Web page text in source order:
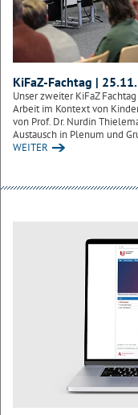
KiFaZ-Fachtag |
Unser zweiter KiFaZ
Arbeit im Kontext von
von Prof. Dr. Nurdin
Austausch in Plenum und
WEITER